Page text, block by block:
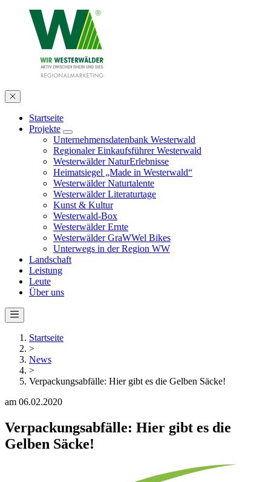
Startseite
Projekte
Unternehmensdatenbank Westerwald
Regionaler Einkaufsführer Westerwald
Westerwälder NaturErlebnisse
Heimatsiegel „Made in Westerwald“
Westerwälder Naturtalente
Westerwälder Literaturtage
Kunst & Kultur
Westerwald-Box
Westerwälder Ernte
Westerwälder GraWWel Bikes
Unterwegs in der Region WW
Landschaft
Leistung
Leute
Über uns
Startseite
>
News
>
Verpackungsabfälle: Hier gibt es die Gelben Säcke!
am 06.02.2020
Verpackungsabfälle: Hier gibt es die
Gelben Säcke!